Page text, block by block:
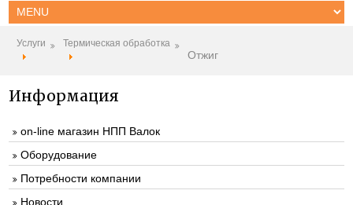
Услуги Термическая обработка
Отжиг
Информация
on-line магазин НПП Валок
Оборудование
Потребности компании
Новости